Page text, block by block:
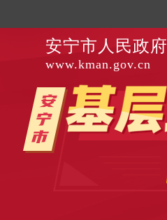
安宁市人民政府
www.kman.gov.cn